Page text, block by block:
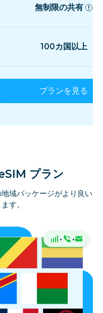
無制限の共有
100カ国以上
プランを見る
プラン
域パッケージがより良い
す。
· ·